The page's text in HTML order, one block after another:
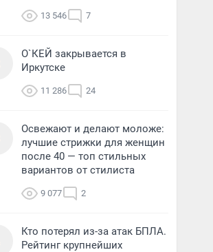
13 546 7
О`КЕЙ закрывается в
Иркутске
11 286 24
Освежают и делают моложе:
лучшие стрижки для женщин
после 40 — топ стильных
вариантов от стилиста
9 077 2
Кто потерял из-за атак БПЛА.
Рейтинг крупнейших